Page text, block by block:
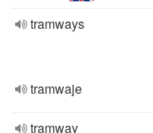
tramways
tramwaje
tramway